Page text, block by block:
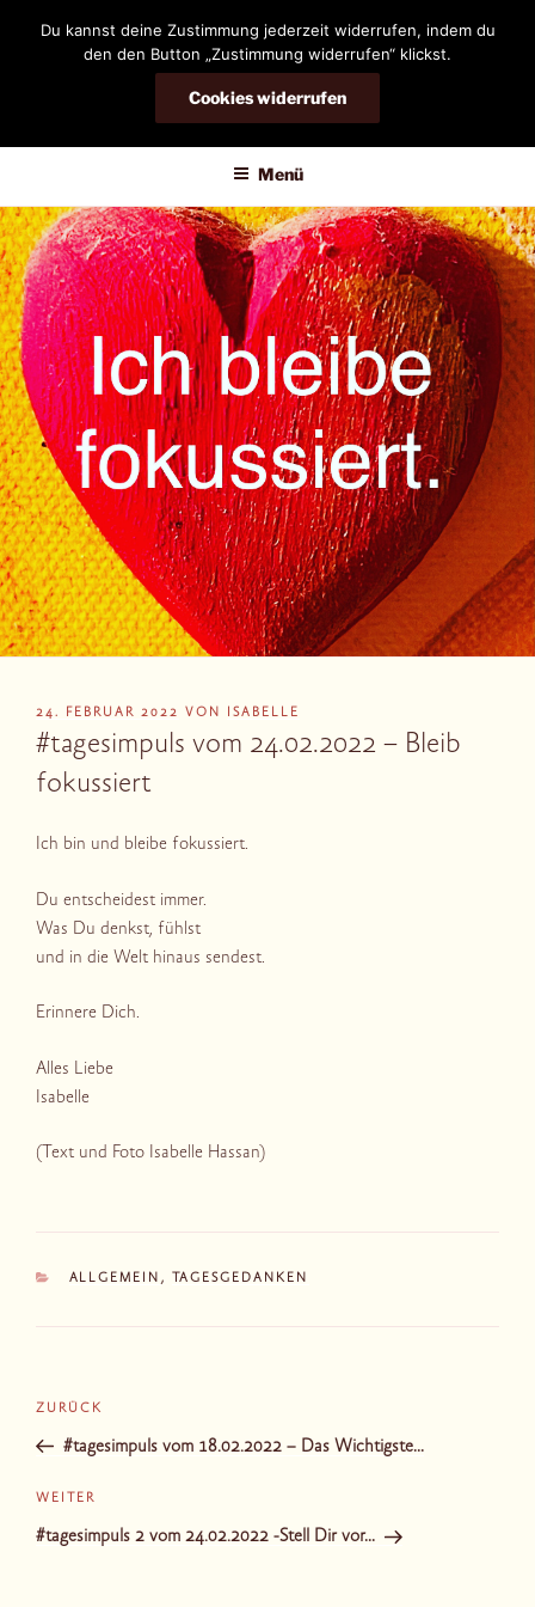
DIANDRA-CIRCLE
Menü
VERÖFFENTLICHT
AM
24. FEBRUAR 2022 VON ISABELLE
#tagesimpuls vom 24.02.2022 – Bleib
fokussiert
Ich bin und bleibe fokussiert.
Du entscheidest immer.
Was Du denkst, fühlst
und in die Welt hinaus sendest.
Erinnere Dich.
Alles Liebe
Isabelle
(Text und Foto Isabelle Hassan)
KATEGORIEN
ALLGEMEIN , TAGESGEDANKEN
Beitragsnavigation
Vorheriger
Beitrag
ZURÜCK
#tagesimpuls vom 18.02.2022 – Das Wichtigste…
Nächster
Beitrag
WEITER
#tagesimpuls 2 vom 24.02.2022 -Stell Dir vor…
Du kannst deine Zustimmung jederzeit widerrufen, indem du
den den Button „Zustimmung widerrufen“ klickst.
Cookies widerrufen